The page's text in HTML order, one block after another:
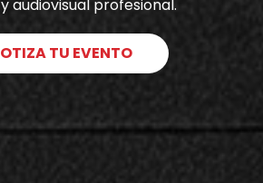
audiovisual profesional.
TU EVENTO